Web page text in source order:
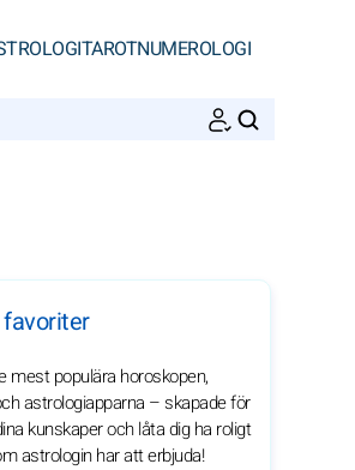
TAROTNUMEROLOGI
för Skytten under 2027
mest populära horoskopen,
astrologiapparna – skapade för
kunskaper och låta dig ha roligt
astrologin har att erbjuda!